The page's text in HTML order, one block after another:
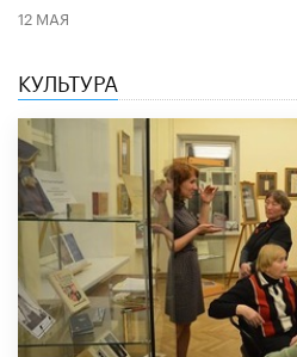
12 МАЯ
КУЛЬТУРА